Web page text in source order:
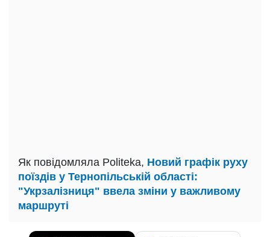
Як повідомляла Politeka, Новий графік руху
поїздів у Тернопільській області:
"Укрзалізниця" ввела зміни у важливому
маршруті